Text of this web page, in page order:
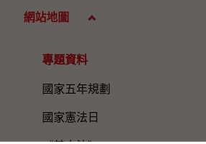
網站地圖
專題資料
國家五年規劃
國家憲法日